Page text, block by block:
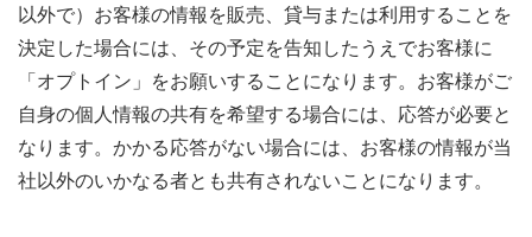
以外で）お客様の情報を販売、貸与または利用することを
決定した場合には、その予定を告知したうえでお客様に
「オプトイン」をお願いすることになります。お客様がご
自身の個人情報の共有を希望する場合には、応答が必要と
なります。かかる応答がない場合には、お客様の情報が当
社以外のいかなる者とも共有されないことになります。